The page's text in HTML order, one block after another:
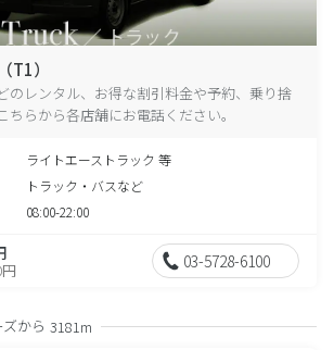
T1）
のレンタル、お得な割引料金や予約、乗り捨
ちらから各店舗にお電話ください。
ライトエーストラック 等
トラック・バスなど
08:00-22:00
03-5728-6100
から 3181m